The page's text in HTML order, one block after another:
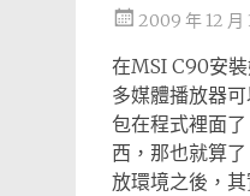
2009 年 12 月
在MSI C90安
多媒體播放器
包在程式裡面
西，那也就算
放環境之後，